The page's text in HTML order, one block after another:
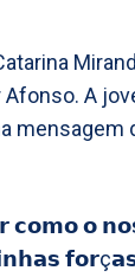
A
mensagem
𝗰𝗼𝗺𝗼 𝗼